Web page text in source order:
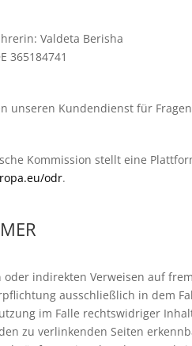
Valdeta Berisha
365184741
unseren Kundendienst für
Kommission stellt eine
odr.
oder indirekten Verweisen auf
ausschließlich in dem
im Falle rechtswidriger
zu verlinkenden Seiten